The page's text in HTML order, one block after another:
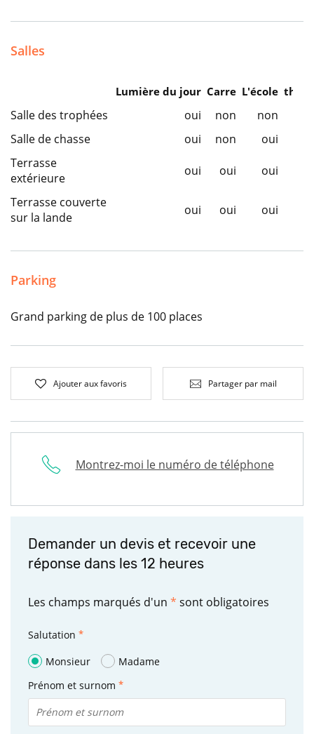
Salles
Lumière du jour Carre L'école
Salle des trophées oui non non
Salle de chasse
oui non oui
Terrasse
extérieure
oui oui oui
Terrasse couverte
sur la lande
oui oui oui
Parking
Grand parking de plus de 100 places
Ajouter aux favoris Partager par mail
Montrez-moi le numéro de téléphone
Demander un devis et recevoir une
réponse dans les 12 heures
Les champs marqués d'un * sont obligatoires
Salutation
Monsieur
Madame
Prénom et surnom